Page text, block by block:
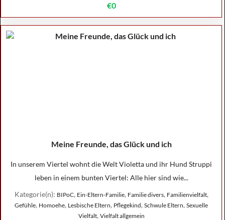
€0
Meine Freunde, das Glück und ich
In unserem Viertel wohnt die Welt Violetta und ihr Hund Struppi
leben in einem bunten Viertel: Alle hier sind wie...
Kategorie(n): BIPoC, Ein-Eltern-Familie, Familie divers, Familienvielfalt,
Gefühle, Homoehe, Lesbische Eltern, Pflegekind, Schwule Eltern, Sexuelle
Vielfalt, Vielfalt allgemein